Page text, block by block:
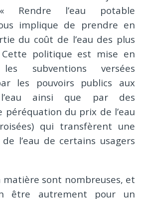
Rendre l’eau potable
implique de prendre en
du coût de l’eau des plus
politique est mise en
subventions versées
les pouvoirs publics aux
ainsi que par des
péréquation du prix de l’eau
qui transfèrent une
l’eau de certains usagers
matière sont nombreuses, et
être autrement pour un